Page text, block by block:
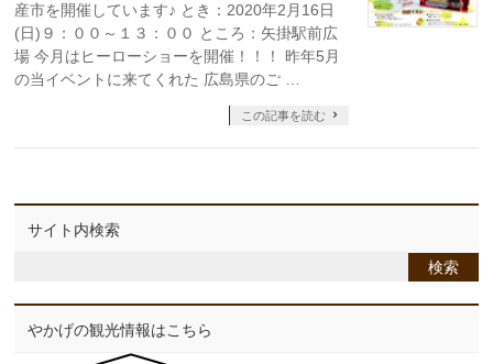
産市を開催しています♪ とき：2020年2月16日
(日)９：００～１３：００ ところ：矢掛駅前広
場 今月はヒーローショーを開催！！！ 昨年5月
の当イベントに来てくれた 広島県のご …
この記事を読む
サイト内検索
やかげの観光情報はこちら